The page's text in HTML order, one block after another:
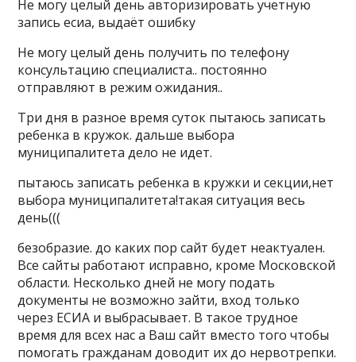
Не могу целый день авторизировать учетную
запись есиа, выдаёт ошибку
Не могу целый день получить по телефону
консультацию специалиста.. постоянно
отправляют в режим ожидания..
Три дня в разное время суток пытаюсь записать
ребенка в кружок. дальше выбора
муниципалитета дело не идет.
пытаюсь записать ребенка в кружки и секции,нет
выбора муниципалитета!такая ситуация весь
день(((
безобразие. до каких пор сайт будет неактуален.
Все сайты работают исправно, кроме Московской
области. Несколько дней не могу подать
документы не возможно зайти, вход только
через ЕСИА и выбрасывает. В такое трудное
время для всех нас а Ваш сайт вместо того чтобы
помогать гражданам доводит их до нервотрепки.